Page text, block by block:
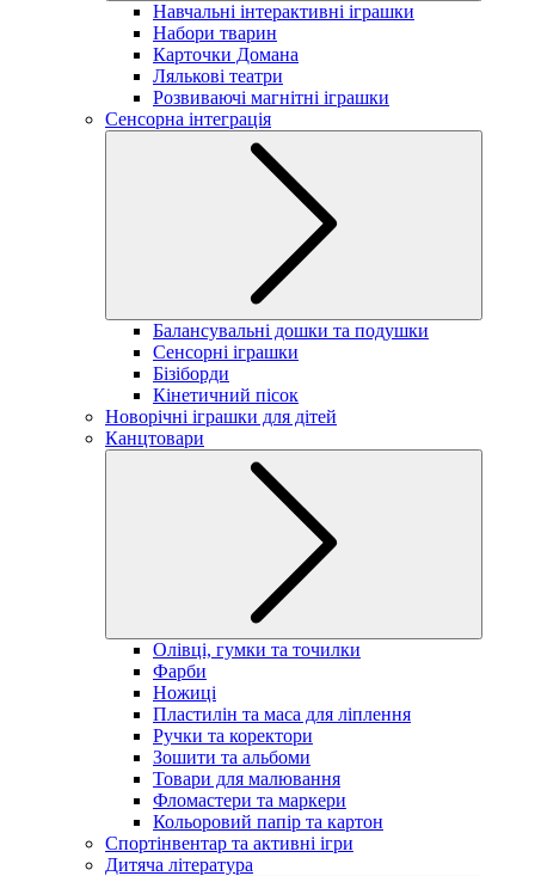
Навчальні інтерактивні іграшки
Набори тварин
Карточки Домана
Лялькові театри
Розвиваючі магнітні іграшки
Сенсорна інтеграція
Балансувальні дошки та подушки
Сенсорні іграшки
Бізіборди
Кінетичний пісок
Новорічні іграшки для дітей
Канцтовари
Олівці, гумки та точилки
Фарби
Ножиці
Пластилін та маса для ліплення
Ручки та коректори
Зошити та альбоми
Товари для малювання
Фломастери та маркери
Кольоровий папір та картон
Спортінвентар та активні ігри
Дитяча література